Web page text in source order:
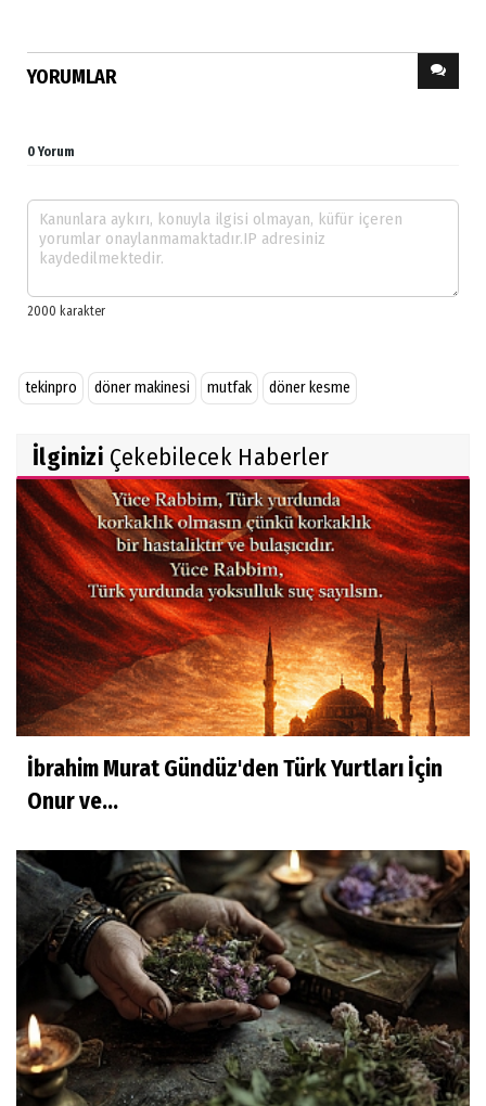
YORUMLAR
0 Yorum
tekinpro döner makinesi mutfak döner kesme
İlginizi Çekebilecek Haberler
İbrahim Murat Gündüz'den Türk Yurtları İçin
Onur ve...